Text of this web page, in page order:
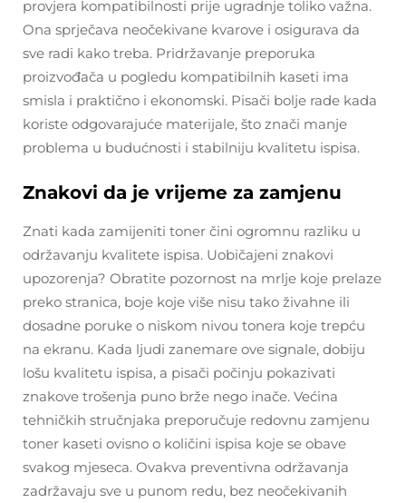
provjera kompatibilnosti prije ugradnje toliko važna.
Ona sprječava neočekivane kvarove i osigurava da
sve radi kako treba. Pridržavanje preporuka
proizvođača u pogledu kompatibilnih kaseti ima
smisla i praktično i ekonomski. Pisači bolje rade kada
koriste odgovarajuće materijale, što znači manje
problema u budućnosti i stabilniju kvalitetu ispisa.
Znakovi da je vrijeme za zamjenu
Znati kada zamijeniti toner čini ogromnu razliku u
održavanju kvalitete ispisa. Uobičajeni znakovi
upozorenja? Obratite pozornost na mrlje koje prelaze
preko stranica, boje koje više nisu tako živahne ili
dosadne poruke o niskom nivou tonera koje trepću
na ekranu. Kada ljudi zanemare ove signale, dobiju
lošu kvalitetu ispisa, a pisači počinju pokazivati
znakove trošenja puno brže nego inače. Većina
tehničkih stručnjaka preporučuje redovnu zamjenu
toner kaseti ovisno o količini ispisa koje se obave
svakog mjeseca. Ovakva preventivna održavanja
zadržavaju sve u punom redu, bez neočekivanih